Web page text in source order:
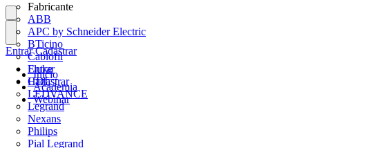
Fabricante
ABB
APC by Schneider Electric
BTicino
Cablofil
Fluke
HDL
LEDVANCE
Legrand
Nexans
Philips
Pial Legrand
Entrar
Cadastrar
Entrar Cadastrar
Início
Academia
Webinar